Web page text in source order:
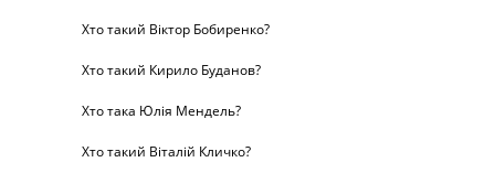
Хто такий Віктор Бобиренко?
Хто такий Кирило Буданов?
Хто така Юлія Мендель?
Хто такий Віталій Кличко?